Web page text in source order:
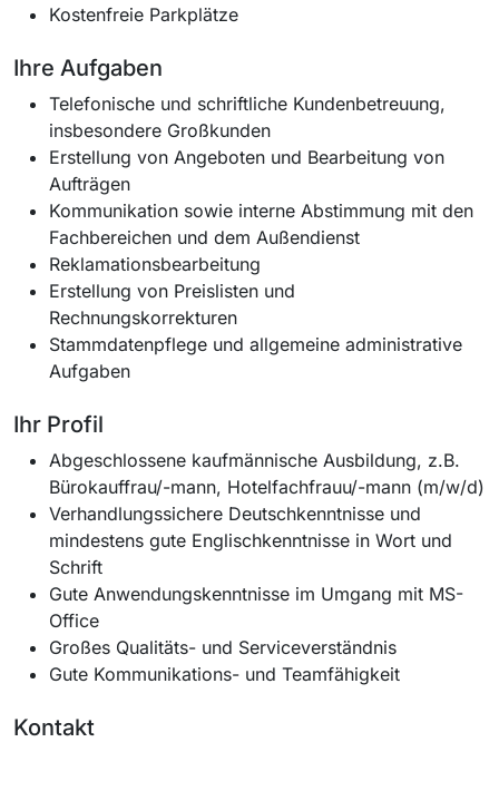
Kostenfreie Parkplätze
Ihre Aufgaben
Telefonische und schriftliche Kundenbetreuung,
insbesondere Großkunden
Erstellung von Angeboten und Bearbeitung von
Aufträgen
Kommunikation sowie interne Abstimmung mit den
Fachbereichen und dem Außendienst
Reklamationsbearbeitung
Erstellung von Preislisten und
Rechnungskorrekturen
Stammdatenpflege und allgemeine administrative
Aufgaben
Ihr Profil
Abgeschlossene kaufmännische Ausbildung, z.B.
Bürokauffrau/-mann, Hotelfachfrauu/-mann (m/w/d)
Verhandlungssichere Deutschkenntnisse und
mindestens gute Englischkenntnisse in Wort und
Schrift
Gute Anwendungskenntnisse im Umgang mit MS-
Office
Großes Qualitäts- und Serviceverständnis
Gute Kommunikations- und Teamfähigkeit
Kontakt